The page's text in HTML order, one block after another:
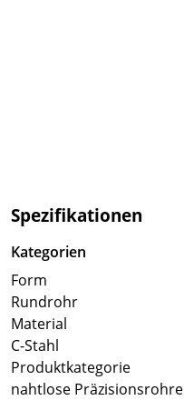
Spezifikationen
Kategorien
Form
Rundrohr
Material
C-Stahl
Produktkategorie
nahtlose Präzisionsrohre